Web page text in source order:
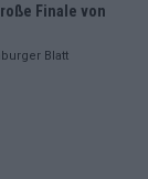
Finale von
Blatt